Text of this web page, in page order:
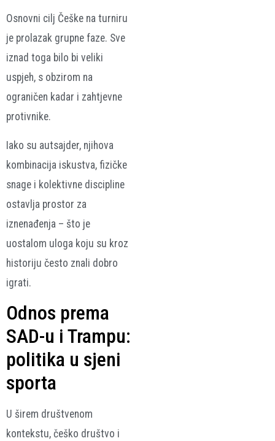
Osnovni cilj Češke na turniru
je prolazak grupne faze. Sve
iznad toga bilo bi veliki
uspjeh, s obzirom na
ograničen kadar i zahtjevne
protivnike.
Iako su autsajder, njihova
kombinacija iskustva, fizičke
snage i kolektivne discipline
ostavlja prostor za
iznenađenja – što je
uostalom uloga koju su kroz
historiju često znali dobro
igrati.
Odnos prema
SAD-u i Trampu:
politika u sjeni
sporta
U širem društvenom
kontekstu, češko društvo i